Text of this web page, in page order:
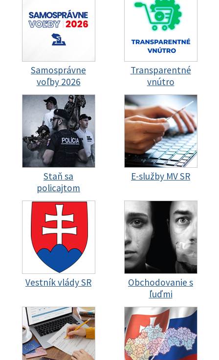
Samosprávne
voľby 2026
Transparentné
vnútro
Staň sa
policajtom
E-služby MV SR
Vestník vlády SR
Obchodovanie s
ľuďmi